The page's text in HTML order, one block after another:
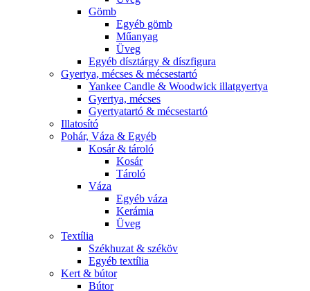
Gömb
Egyéb gömb
Műanyag
Üveg
Egyéb dísztárgy & díszfigura
Gyertya, mécses & mécsestartó
Yankee Candle & Woodwick illatgyertya
Gyertya, mécses
Gyertyatartó & mécsestartó
Illatosító
Pohár, Váza & Egyéb
Kosár & tároló
Kosár
Tároló
Váza
Egyéb váza
Kerámia
Üveg
Textília
Székhuzat & széköv
Egyéb textília
Kert & bútor
Bútor